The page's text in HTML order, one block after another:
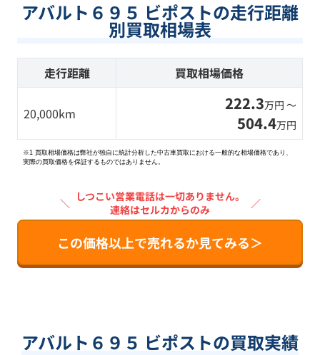
アバルト６９５ ビポストの走行距離
別買取相場表
走行距離 買取相場価格
20,000km 222.3万円 〜
504.4万円
※1 買取相場価格は弊社が独自に統計分析した中古車買取における一般的な相場価格であり、
実際の買取価格を保証するものではありません。
＼ しつこい営業電話は一切ありません。
連絡はセルカからのみ
／
この価格以上で売れるか見てみる＞
アバルト６９５ ビポストの買取実績